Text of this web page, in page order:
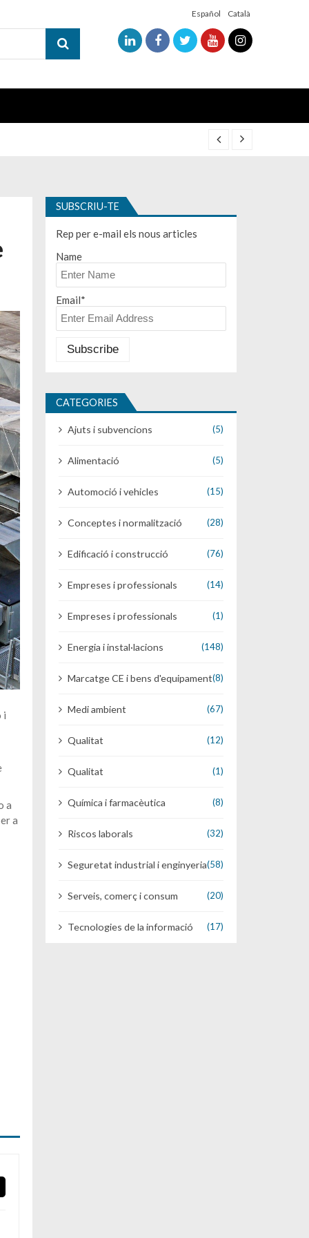
Español Català
i
a
a
SUBSCRIU-TE
Rep per e-mail els nous articles
Name
Email*
CATEGORIES
Ajuts i subvencions (5)
Alimentació (5)
Automoció i vehicles (15)
Conceptes i normalització (28)
Edificació i construcció (76)
Empreses i professionals (14)
Empreses i professionals (1)
Energia i instal·lacions (148)
Marcatge CE i bens d'equipament(8)
Medi ambient (67)
Qualitat (12)
Qualitat (1)
Química i farmacèutica (8)
Riscos laborals (32)
Seguretat industrial i enginyeria(58)
Serveis, comerç i consum (20)
Tecnologies de la informació (17)